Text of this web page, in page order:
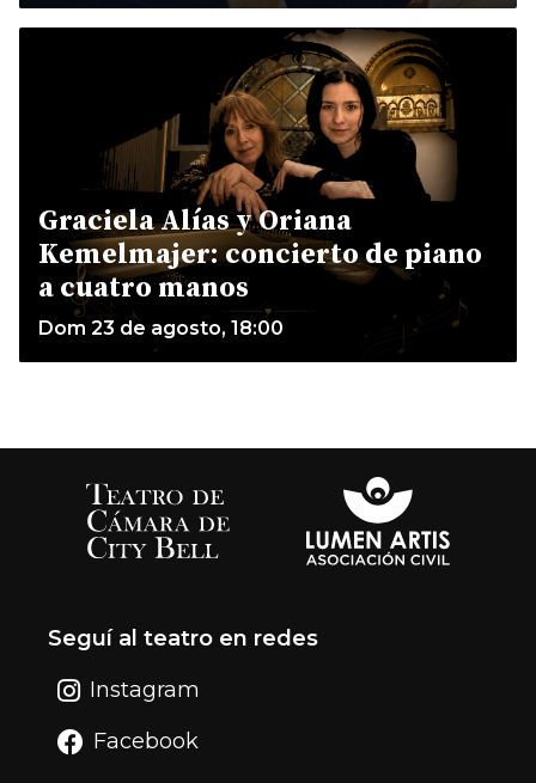
Graciela Alías y Oriana
Kemelmajer: concierto de piano
a cuatro manos
Dom 23 de agosto, 18:00
Seguí al teatro en redes
Instagram
Facebook